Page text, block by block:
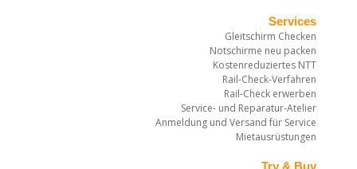
Services
Gleitschirm Checken
Notschirme neu packen
Kostenreduziertes NTT
Rail-Check-Verfahren
Rail-Check erwerben
Service- und Reparatur-Atelier
Anmeldung und Versand für Service
Mietausrüstungen